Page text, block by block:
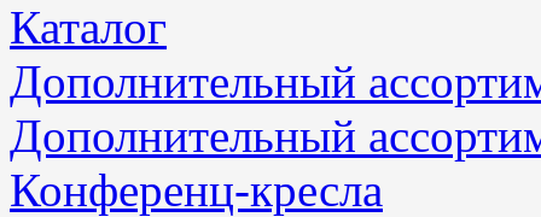
Каталог
Дополнительный
Дополнительный
Конференц-кресла